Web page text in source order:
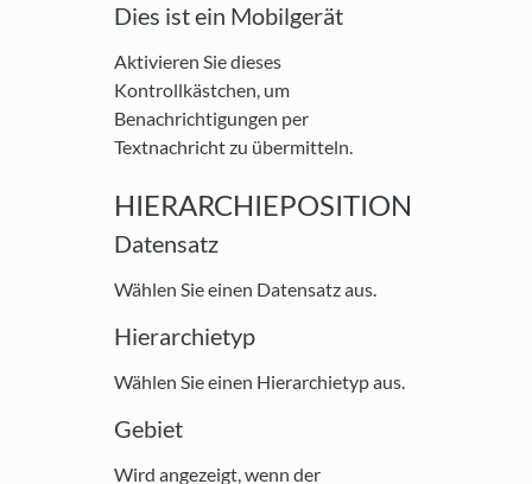
Dies ist ein Mobilgerät
Aktivieren Sie dieses
Kontrollkästchen, um
Benachrichtigungen per
Textnachricht zu übermitteln.
HIERARCHIEPOSITION
Datensatz
Wählen Sie einen Datensatz aus.
Hierarchietyp
Wählen Sie einen Hierarchietyp aus.
Gebiet
Wird angezeigt, wenn der